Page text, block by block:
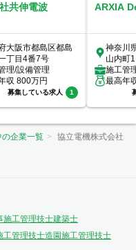
共伸電波
大阪市都島区都島
丁目4番7号
理/設備管理
収 800万円
募集している求人 1
ARXIA
神奈川
山内町
室
施工管
最高年
企業一覧 協立電機株式会社
施工管理技士建築士
工管理技士造園施工管理技士